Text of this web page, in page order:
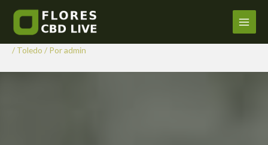
contenido
Main
Comprar Flores CBD en
Arcicóllar
/ Toledo / Poradmin